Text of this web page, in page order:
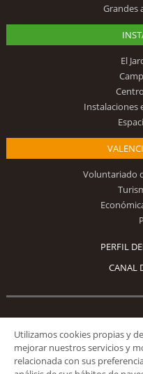
Grandes
El
Instalaciones
Voluntariado
PERFIL
CANAL
Utilizamos cookies propias y
mejorar nuestros servicios y
relacionada con sus